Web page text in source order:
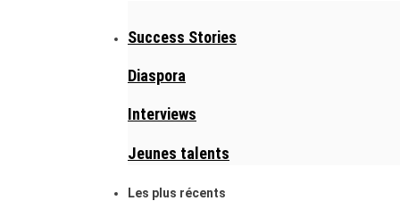
Success Stories
Diaspora
Interviews
Jeunes talents
Les plus récents